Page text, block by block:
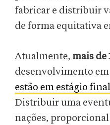
fabricar e distribuir
de forma equitativa
Atualmente, mais de
desenvolvimento
estão em estágio
Distribuir uma
nações, proporcional